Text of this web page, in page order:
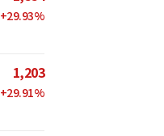
+29.93%
1,203
+29.91%